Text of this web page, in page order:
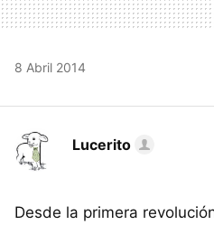
8 Abril 2014
Lucerito
Desde la primera